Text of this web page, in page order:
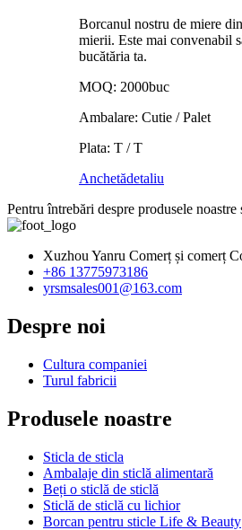
Borcanul nostru de miere
mierii. Este mai convenabil
bucătăria ta.
MOQ: 2000buc
Ambalare: Cutie / Palet
Plata: T / T
Anchetădetaliu
Pentru întrebări despre produsele
Xuzhou Yanru Comerț și comerț
+86 13775973186
yrsmsales001@163.com
Despre noi
Cultura companiei
Turul fabricii
Produsele noastre
Sticla de sticla
Ambalaje din sticlă alimentară
Beți o sticlă de sticlă
Sticlă de sticlă cu lichior
Borcan pentru sticle Life & Beauty